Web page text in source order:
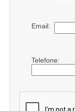
Email:
Telefone: